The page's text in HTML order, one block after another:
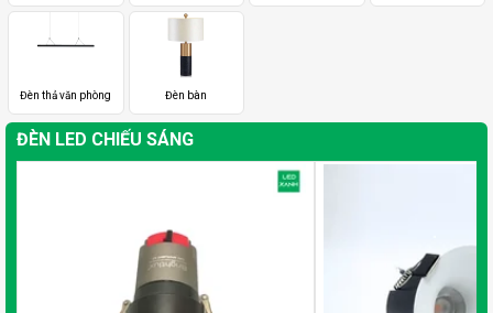
Đèn thả văn phòng Đèn bàn
ĐÈN LED CHIẾU SÁNG